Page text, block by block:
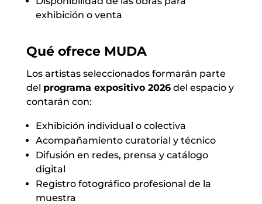
exhibición o venta
Qué ofrece MUDA
Los artistas seleccionados formarán parte
del programa expositivo 2026del espacio y
contarán con:
Exhibición individual o colectiva
Acompañamiento curatorial y técnico
Difusión en redes, prensa y catálogo
digital
Registro fotográfico profesional de la
muestra